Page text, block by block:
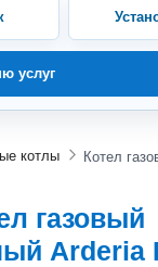
услуг
котлы
Котел
газовый
Arderia